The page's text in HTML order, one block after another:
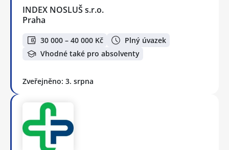
INDEX NOSLUŠ s.r.o.
Praha
30 000 – 40 000 Kč
Plný úvazek
Vhodné také pro absolventy
Zveřejněno: 3. srpna